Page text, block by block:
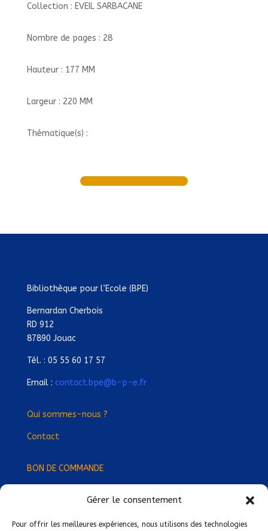
Gérer le consentement
Pour offrir les meilleures expériences, nous utilisons des technologies
Collection : EVEIL SARBACANE
Nombre de pages : 28
Hauteur : 177 MM
Largeur : 220 MM
Thématique(s) :
Bibliothèque pour l’Ecole (BPE)
Bernardan Cherbois
RD 912
87890 Jouac
Tél. : 05 55 60 17 57
Email : contact.bpe@b-p-e.fr
Qui sommes-nous ?
Contact
BON DE COMMANDE
Devenez Délégué·e Régional·e !
Trouvez-nous près de chez vous !